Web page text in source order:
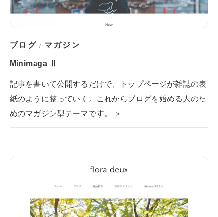
ブログ / マガジン
Minimaga Ⅱ
記事を書いて公開するだけで、トップページが雑誌の表
紙のように整っていく。これからブログを始める人のた
めのマガジン型テーマです。 ＞